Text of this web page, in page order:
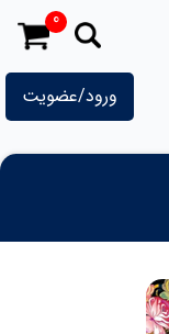
ورود/عضویت
0